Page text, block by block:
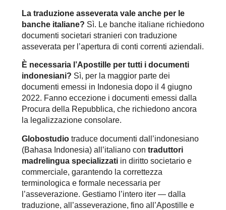
La traduzione asseverata vale anche per le
banche italiane? Sì. Le banche italiane richiedono
documenti societari stranieri con traduzione
asseverata per l’apertura di conti correnti aziendali.
È necessaria l’Apostille per tutti i documenti
indonesiani? Sì, per la maggior parte dei
documenti emessi in Indonesia dopo il 4 giugno
2022. Fanno eccezione i documenti emessi dalla
Procura della Repubblica, che richiedono ancora
la legalizzazione consolare.
Globostudiotraduce documenti dall’indonesiano
(Bahasa Indonesia) all’italiano con traduttori
madrelingua specializzatiin diritto societario e
commerciale, garantendo la correttezza
terminologica e formale necessaria per
l’asseverazione. Gestiamo l’intero iter — dalla
traduzione, all’asseverazione, fino all’Apostille e